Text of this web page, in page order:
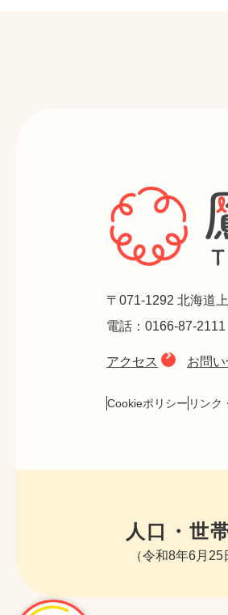
〒071-1292 北海道
電話：0166-87-
アクセス お問
Cookieポリシー リンク
人口・世
（令和8年6月25